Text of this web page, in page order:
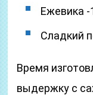
Ежевика -
Сладкий
Время
выдержку с